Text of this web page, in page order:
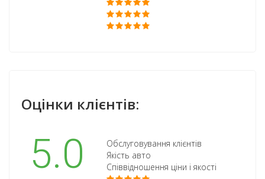
Оцінки клієнтів:
5.0
Обслуговування клієнтів
Якість авто
Співвідношення ціни і якості